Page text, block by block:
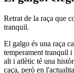
Retrat de la raça que
tranquil.
El galgo és una raça
temperament tranquil
alt i atlètic té una
caça, però en